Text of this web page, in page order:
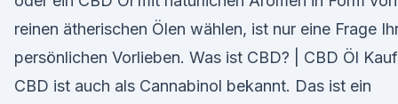
reinen ätherischen Ölen wählen, ist nur eine Frage
persönlichen Vorlieben. Was ist CBD? | CBD Öl
CBD ist auch als Cannabinol bekannt. Das ist ein